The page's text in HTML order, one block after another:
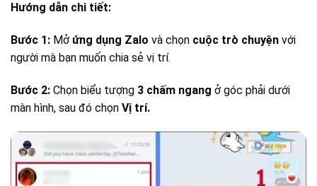
Hướng dẫn chi tiết:
Bước 1: Mở ứng dụng Zalo và chọn cuộc trò chuyện với
người mà bạn muốn chia sẻ vị trí.
Bước 2: Chọn biểu tượng 3 chấm ngang ở góc phải dưới
màn hình, sau đó chọn Vị trí.